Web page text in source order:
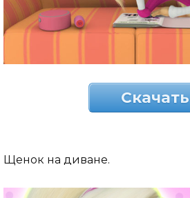
Скачать
Щенок на диване.